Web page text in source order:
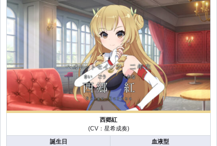
西郷紅
(CV：星希成奏)
誕生日
血液型